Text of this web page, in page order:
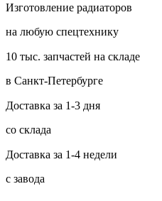
Изготовление радиаторов
на любую спецтехнику
10 тыс. запчастей на складе
в Санкт-Петербурге
Доставка за 1-3 дня
со склада
Доставка за 1-4 недели
с завода